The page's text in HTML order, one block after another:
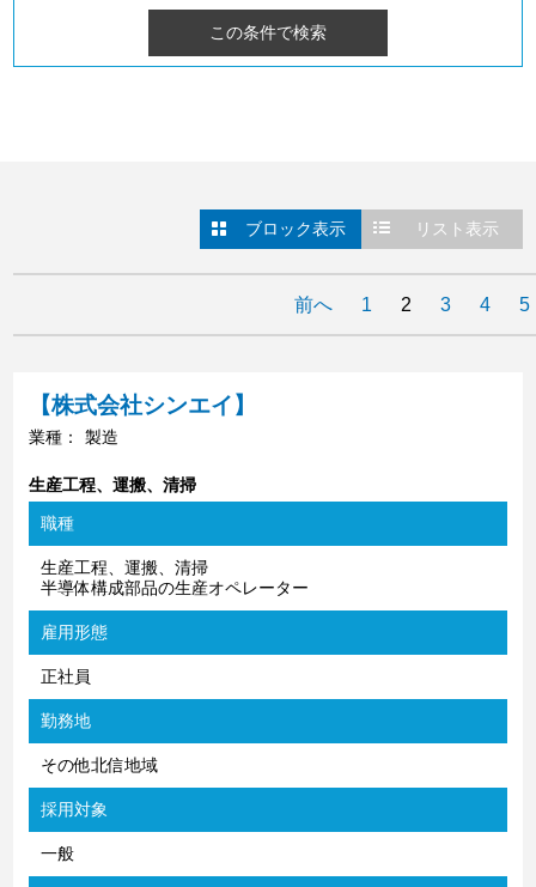
ブロック表示 リスト表示
前へ 1 2 3 4 5
【株式会社シンエイ】
業種： 製造
生産工程、運搬、清掃
職種
生産工程、運搬、清掃
半導体構成部品の生産オペレーター
雇用形態
正社員
勤務地
その他北信地域
採用対象
一般